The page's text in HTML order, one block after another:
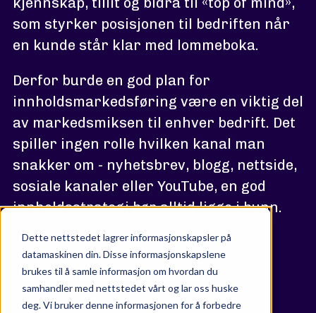
Dette nettstedet lagrer informasjonskapsler på
datamaskinen din. Disse informasjonskapslene
brukes til å samle informasjon om hvordan du
samhandler med nettstedet vårt og lar oss huske
deg. Vi bruker denne informasjonen for å forbedre
som styrker posisjonen til bedriften når
en kunde står klar med lommeboka.
Derfor burde en god plan for
innholdsmarkedsføring være en viktig del
av markedsmiksen til enhver bedrift. Det
spiller ingen rolle hvilken kanal man
snakker om - nyhetsbrev, blogg, nettside,
sosiale kanaler eller YouTube, en god
innholdsstrategi bør alltid ligge i bunn.
Det handler fortsatt om dette: